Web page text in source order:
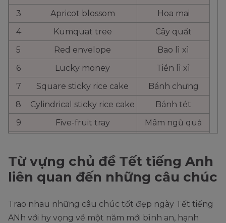
3
Apricot blossom
Hoa mai
4
Kumquat tree
Cây quất
5
Red envelope
Bao lì xì
6
Lucky money
Tiền lì xì
7
Square sticky rice cake
Bánh chưng
8
Cylindrical sticky rice cake
Bánh tét
9
Five-fruit tray
Mâm ngũ quả
11
New Year's Eve
Đêm Giao thừa
12
Fireworks
Pháo hoa
14
Lion dance
Múa lân
Từ vựng chủ đề Tết tiếng Anh
liên quan đến những câu chúc
Trao nhau những câu chúc tốt đẹp ngày Tết tiếng
ANh với hy vọng về một năm mới bình an, hạnh